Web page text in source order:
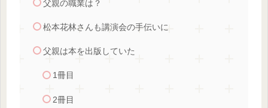
父親の職業は？
松本花林さんも講演会の手伝いに
父親は本を出版していた
1冊目
2冊目